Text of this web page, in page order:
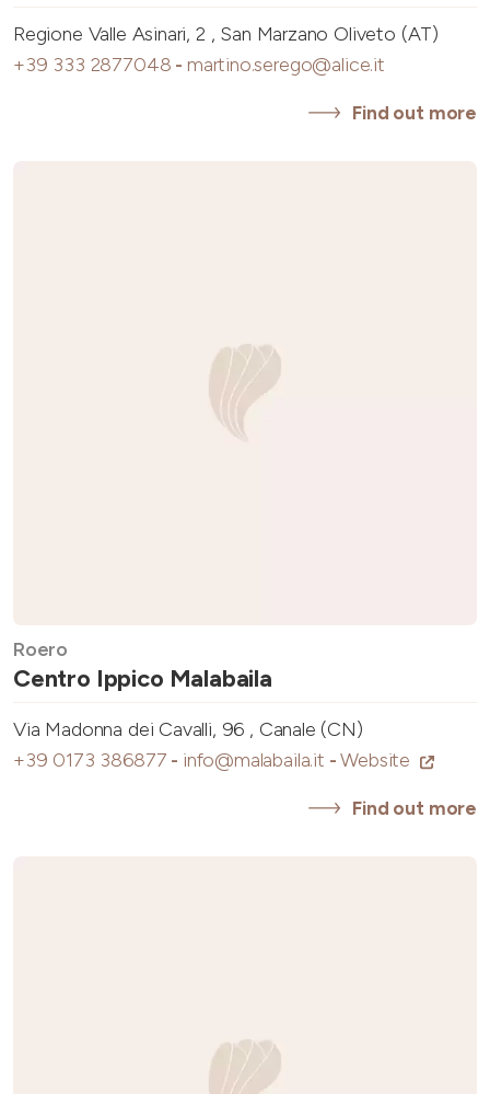
Regione Valle Asinari, 2 , San Marzano Oliveto (AT)
+39 333 2877048 - martino.serego@alice.it
Find out more
Roero
Centro Ippico Malabaila
Via Madonna dei Cavalli, 96 , Canale (CN)
+39 0173 386877 - info@malabaila.it -Website
Find out more